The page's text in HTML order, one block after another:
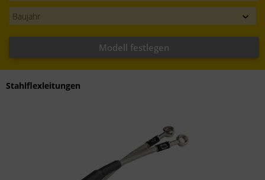
Modell festlegen
Stahlflexleitungen